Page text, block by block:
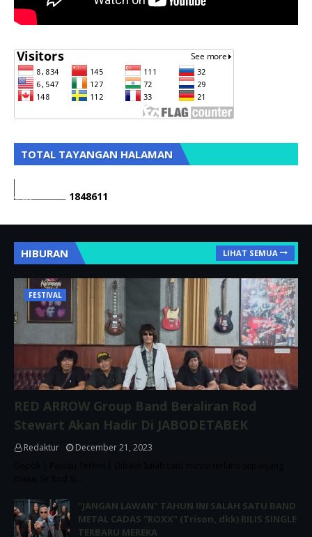
TOTAL TAYANGAN HALAMAN
1848611
HIBURAN LIHAT SEMUA
FESTIVAL
RED ARROW Group Band Beraliran Rod
Stewart Akan Hadir Di JABODETABEK
Redaktur
December 21, 2023
"JANGAN LAWAN" TAHUN INI SALAH SATU BAND
METAL CADAS "ROXX" (Trison, dkk) RILIS SINGLE
TERBARU MEREKA